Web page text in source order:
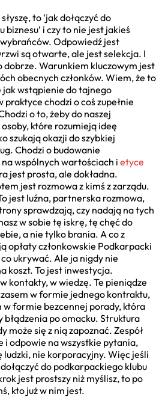
to ‘jak dołączyć do
i czy to nie jest jakieś
Odpowiedź jest
są otwarte, ale jest selekcja. I
dobrze. Warunkiem kluczowym jest
obecnych członków. Wiem, że to
wstąpienie do tajnego
chodzi o coś zupełnie
o to, żeby do naszej
które rozumieją ideę
szukają okazji do szybkiej
Chodzi o budowanie
wspólnych wartościach i etyce
jest prosta, ale dokładna.
jest rozmowa z kimś z zarządu.
jest luźna, partnerska rozmowa,
sprawdzają, czy nadają na tych
w sobie tę iskrę, tę chęć do
a nie tylko brania. A co z
opłaty członkowskie Podkarpacki
ukrywać. Ale ja nigdy nie
koszt. To jest inwestycja.
kontakty, w wiedzę. Te pieniądze
w formie jednego kontraktu,
w formie bezcennej porady, która
błądzenia po omacku. Struktura
może się z nią zapoznać. Zespół
i odpowie na wszystkie pytania,
ludzki, nie korporacyjny. Więc jeśli
do podkarpackiego klubu
jest prostszy niż myślisz, to po
kto już w nim jest.